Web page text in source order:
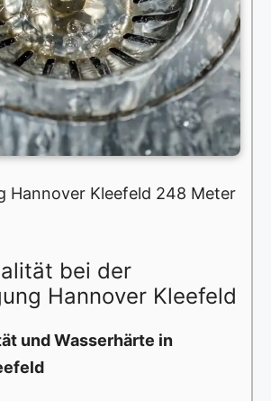
Hannover Kleefeld 248 Meter
bei der
Hannover Kleefeld
und Wasserhärte in